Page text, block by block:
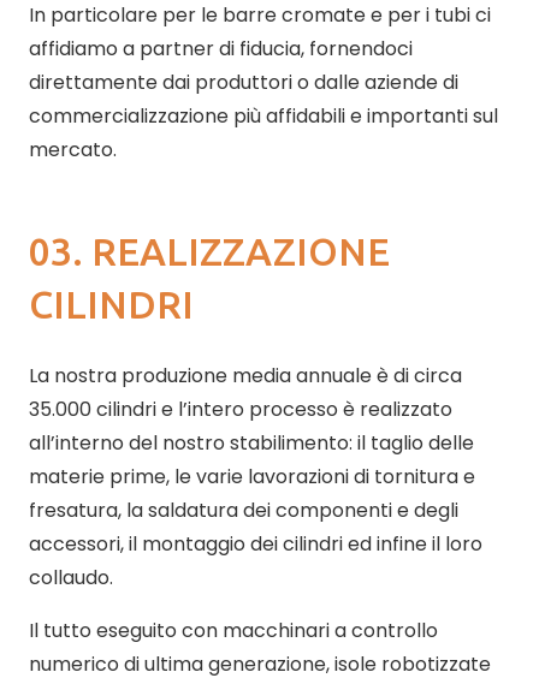
In particolare per le barre cromate e per i tubi ci
affidiamo a partner di fiducia, fornendoci
direttamente dai produttori o dalle aziende di
commercializzazione più affidabili e importanti sul
mercato.
03. REALIZZAZIONE
CILINDRI
La nostra produzione media annuale è di circa
35.000 cilindri e l’intero processo è realizzato
all’interno del nostro stabilimento: il taglio delle
materie prime, le varie lavorazioni di tornitura e
fresatura, la saldatura dei componenti e degli
accessori, il montaggio dei cilindri ed infine il loro
collaudo.
Il tutto eseguito con macchinari a controllo
numerico di ultima generazione, isole robotizzate